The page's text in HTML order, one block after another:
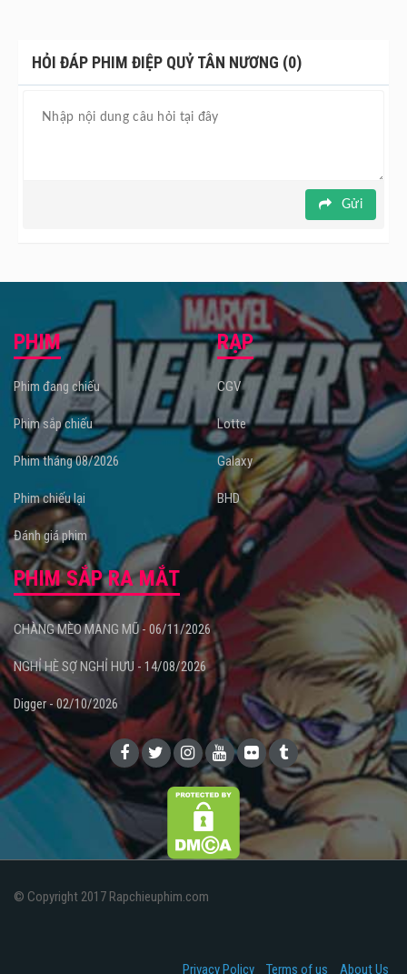
HỎI ĐÁP PHIM ĐIỆP QUỶ TÂN NƯƠNG (0)
Gửi
PHIM
Phim đang chiếu
Phim sắp chiếu
Phim tháng 08/2026
Phim chiếu lại
Đánh giá phim
RẠP
CGV
Lotte
Galaxy
BHD
PHIM SẮP RA MẮT
CHÀNG MÈO MANG MŨ - 06/11/2026
NGHỈ HÈ SỢ NGHỈ HƯU - 14/08/2026
Digger - 02/10/2026
© Copyright 2017 Rapchieuphim.com
Privacy Policy Terms of us About Us